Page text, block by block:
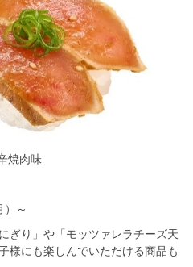
焼肉味
）～
ぎり」や「モッツァレラチーズ天
様にも楽しんでいただける商品も